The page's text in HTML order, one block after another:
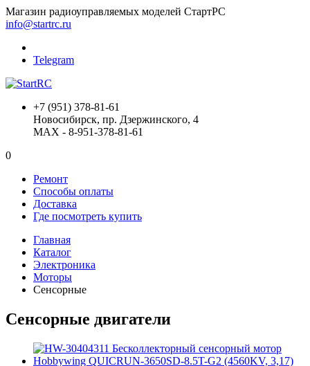
Магазин радиоуправляемых моделей СтартРС
info@startrc.ru
Telegram
+7 (951) 378-81-61
Новосибирск, пр. Дзержинского, 4
MAX - 8-951-378-81-61
0
Ремонт
Способы оплаты
Доставка
Где посмотреть купить
Главная
Каталог
Электроника
Моторы
Сенсорные
Сенсорные двигатели